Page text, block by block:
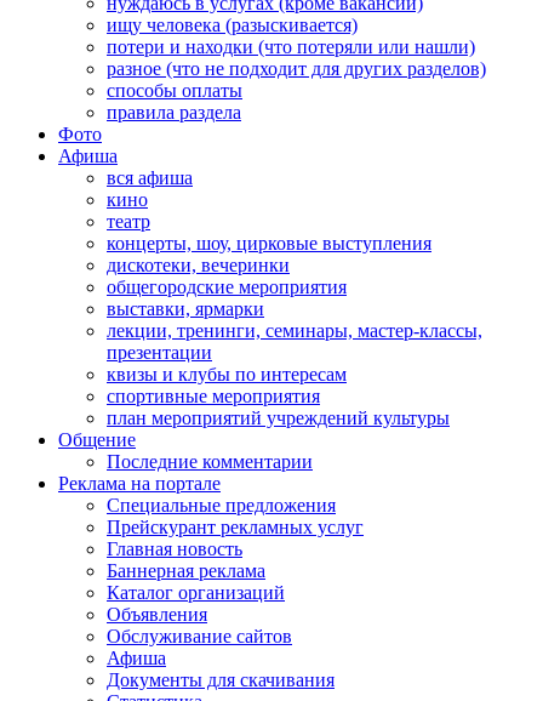
ищу человека (разыскивается)
потери и находки (что потеряли или нашли)
разное (что не подходит для других разделов)
способы оплаты
правила раздела
Фото
Афиша
вся афиша
кино
театр
концерты, шоу, цирковые выступления
дискотеки, вечеринки
общегородские мероприятия
выставки, ярмарки
лекции, тренинги, семинары, мастер-классы,
презентации
квизы и клубы по интересам
спортивные мероприятия
план мероприятий учреждений культуры
Общение
Последние комментарии
Реклама на портале
Специальные предложения
Прейскурант рекламных услуг
Главная новость
Баннерная реклама
Каталог организаций
Объявления
Обслуживание сайтов
Афиша
Документы для скачивания